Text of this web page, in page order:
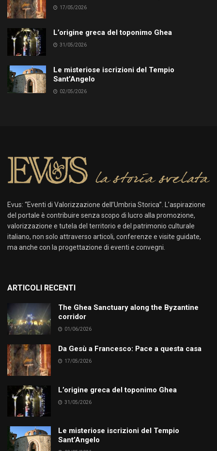
17/05/2026
L’origine greca del toponimo Ghea
31/05/2026
Le misteriose iscrizioni del Tempio
Sant’Angelo
02/05/2026
Evus: “Eventi di Valorizzazione dell’Umbria Storica”. L’aspirazione
del portale è contribuire senza scopo di lucro alla promozione,
valorizzazione e tutela del territorio e del patrimonio culturale
italiano, non solo attraverso articoli, conferenze e visite guidate,
ma anche con la progettazione di eventi e convegni.
ARTICOLI RECENTI
The Ghea Sanctuary along the Byzantine
corridor
01/06/2026
Da Gesù a Francesco: Pace a questa casa
17/05/2026
L’origine greca del toponimo Ghea
31/05/2026
Le misteriose iscrizioni del Tempio
Sant’Angelo